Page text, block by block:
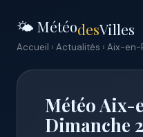
🌤️ MétéodesVilles
Accueil › Actualités › Aix-en-
Météo Aix-
Dimanche